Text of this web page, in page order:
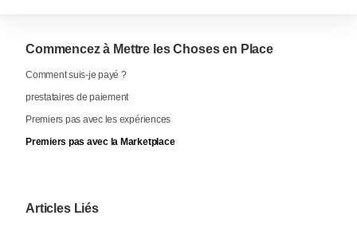
Commencez à Mettre les Choses en Place
Comment suis-je payé ?
prestataires de paiement
Premiers pas avec les expériences
Premiers pas avec la Marketplace
Articles Liés